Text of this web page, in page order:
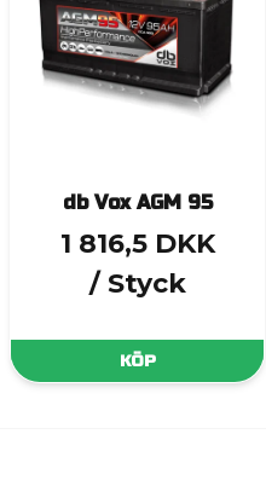
db Vox AGM 95
1 816,5 DKK
/ Styck
KÖP